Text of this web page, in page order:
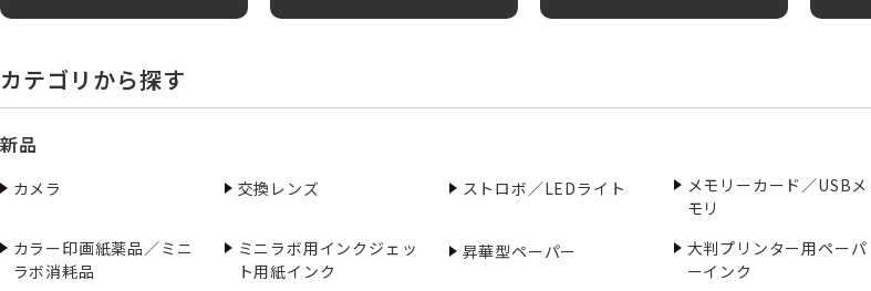
カテゴリから探す
新品
カメラ 交換レンズ ストロボ／LEDライト
メモリーカード／USBメ
モリ
カラー印画紙薬品／ミニ
ラボ消耗品
ミニラボ用インクジェッ
ト用紙インク
昇華型ペーパー
大判プリンター用ペーパ
ーインク